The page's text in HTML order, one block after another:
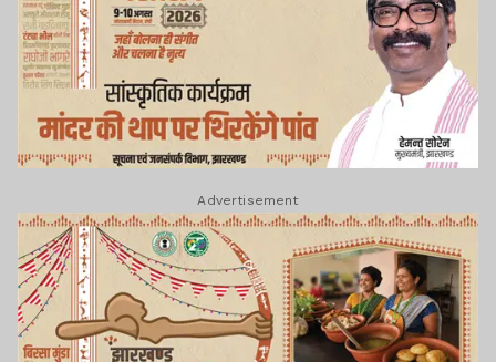
Advertisement